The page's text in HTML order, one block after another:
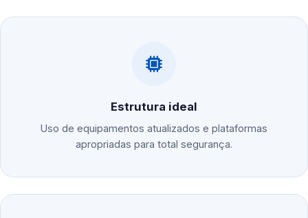
Estrutura ideal
Uso de equipamentos atualizados e plataformas
apropriadas para total segurança.